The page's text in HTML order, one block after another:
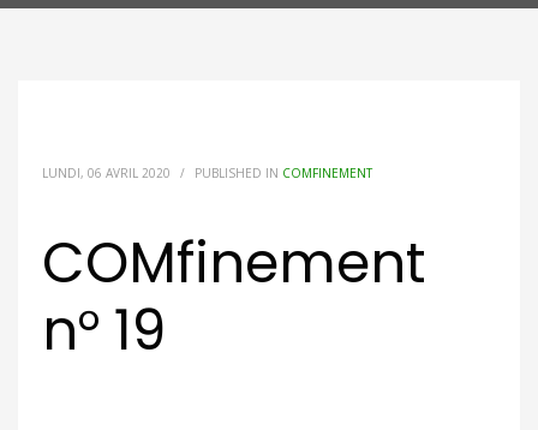
LUNDI, 06 AVRIL 2020 / PUBLISHED IN COMFINEMENT
COMfinement
n° 19